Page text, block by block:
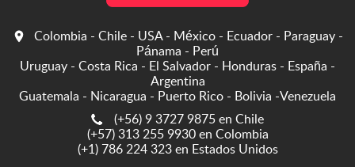
Colombia - Chile - USA - México - Ecuador - Paraguay -
Pánama - Perú
Uruguay - Costa Rica - El Salvador - Honduras - España -
Argentina
Guatemala - Nicaragua - Puerto Rico - Bolivia -Venezuela
(+56) 9 3727 9875 en Chile
(+57) 313 255 9930 en Colombia
(+1) 786 224 323 en Estados Unidos